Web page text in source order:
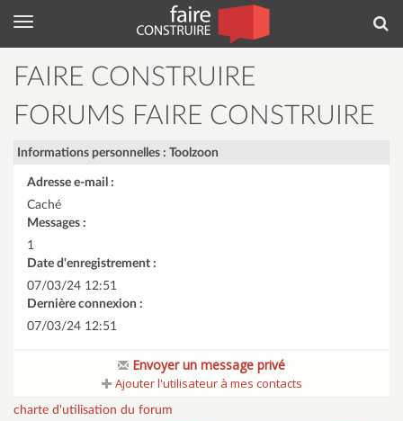
Menu
FAIRE CONSTRUIRE
FORUMS FAIRE CONSTRUIRE
Informations personnelles : Toolzoon
Adresse e-mail :
Caché
Messages :
1
Date d'enregistrement :
07/03/24 12:51
Dernière connexion :
07/03/24 12:51
Envoyer un message privé
Ajouter l'utilisateur à mes contacts
charte d'utilisation du forum